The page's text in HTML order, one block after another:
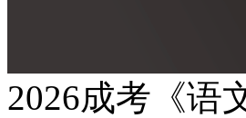
2026成考《语